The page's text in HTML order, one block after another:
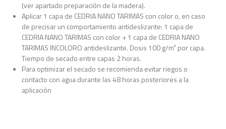
(ver apartado preparación de la madera).
Aplicar 1 capa de CEDRIA NANO TARIMAS con color o, en caso
de precisar un comportamiento antideslizante: 1 capa de
CEDRIA NANO TARIMAS con color + 1 capa de CEDRIA NANO
TARIMAS INCOLORO antideslizante. Dosis 100 g/m² por capa.
Tiempo de secado entre capas 2 horas.
Para optimizar el secado se recomienda evitar riegos o
contacto con agua durante las 48 horas posteriores a la
aplicación